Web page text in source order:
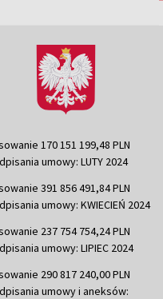
170 151 199,48 PLN
umowy: LUTY 2024
391 856 491,84 PLN
umowy: KWIECIEŃ 2024
237 754 754,24 PLN
umowy: LIPIEC 2024
290 817 240,00 PLN
umowy i aneksów: